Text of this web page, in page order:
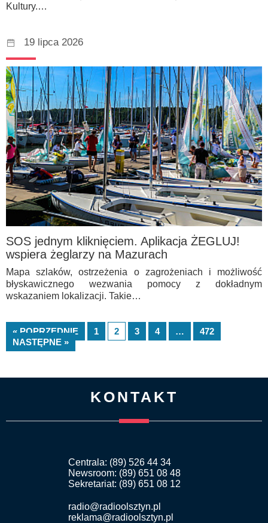
Kultury.…
19 lipca 2026
SOS jednym kliknięciem. Aplikacja ŻEGLUJ!
wspiera żeglarzy na Mazurach
Mapa szlaków, ostrzeżenia o zagrożeniach i możliwość
błyskawicznego wezwania pomocy z dokładnym
wskazaniem lokalizacji. Takie…
« POPRZEDNIE 1 2 3 4 …
472
NASTĘPNE »
KONTAKT
Centrala: (89) 526 44 34
Newsroom: (89) 651 08 48
Sekretariat: (89) 651 08 12
radio@radioolsztyn.pl
reklama@radioolsztyn.pl